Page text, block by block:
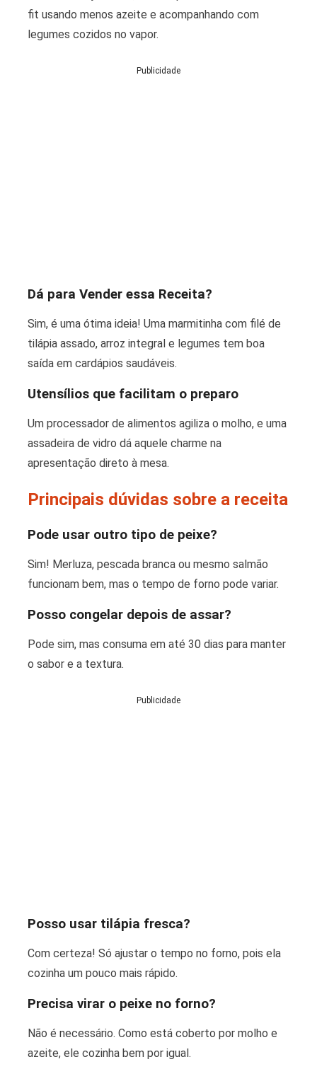
fit usando menos azeite e acompanhando com
legumes cozidos no vapor.
Publicidade
Dá para Vender essa Receita?
Sim, é uma ótima ideia! Uma marmitinha com filé de
tilápia assado, arroz integral e legumes tem boa
saída em cardápios saudáveis.
Utensílios que facilitam o preparo
Um processador de alimentos agiliza o molho, e uma
assadeira de vidro dá aquele charme na
apresentação direto à mesa.
Principais dúvidas sobre a receita
Pode usar outro tipo de peixe?
Sim! Merluza, pescada branca ou mesmo salmão
funcionam bem, mas o tempo de forno pode variar.
Posso congelar depois de assar?
Pode sim, mas consuma em até 30 dias para manter
o sabor e a textura.
Publicidade
Posso usar tilápia fresca?
Com certeza! Só ajustar o tempo no forno, pois ela
cozinha um pouco mais rápido.
Precisa virar o peixe no forno?
Não é necessário. Como está coberto por molho e
azeite, ele cozinha bem por igual.